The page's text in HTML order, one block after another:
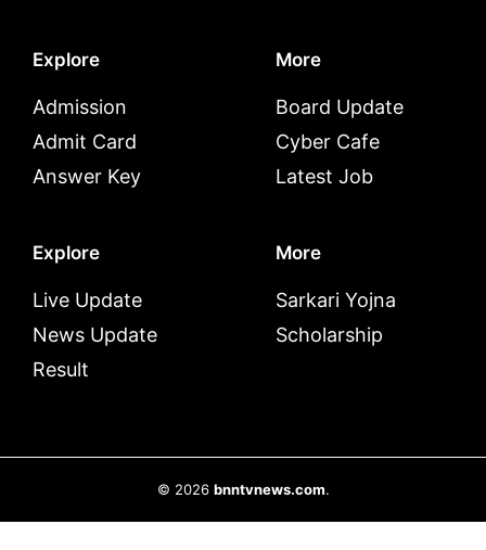
Explore
Admission
Admit Card
Answer Key
More
Board Update
Cyber Cafe
Latest Job
Explore
Live Update
News Update
Result
More
Sarkari Yojna
Scholarship
© 2026 bnntvnews.com.